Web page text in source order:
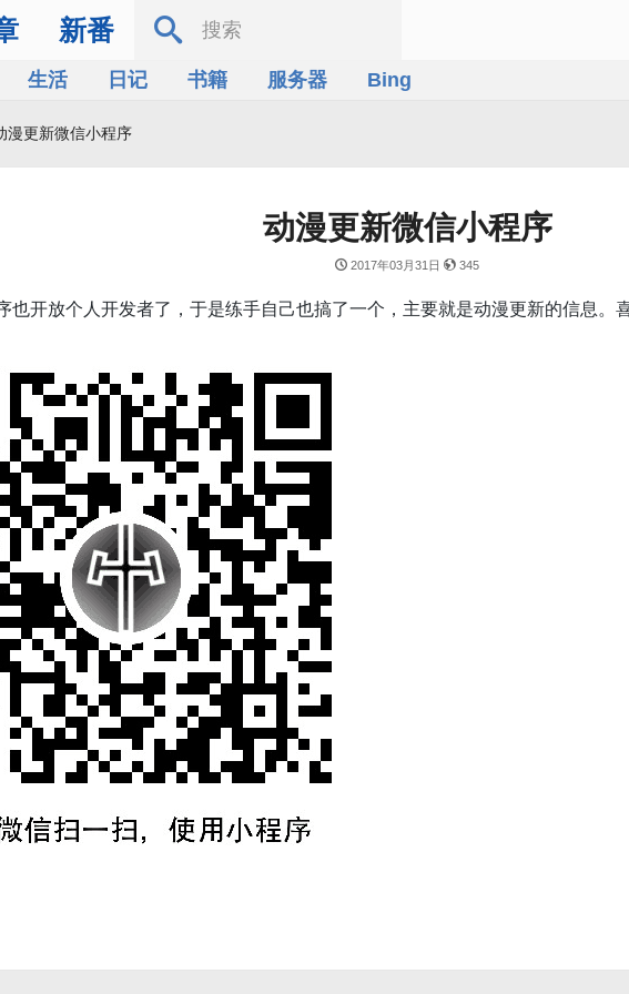
新番
生活 日记 书籍 服务器 Bing
漫更新微信小程序
动漫更新微信小程序
2017年03月31日 345
也开放个人开发者了，于是练手自己也搞了一个，主要就是动漫更新的信息。